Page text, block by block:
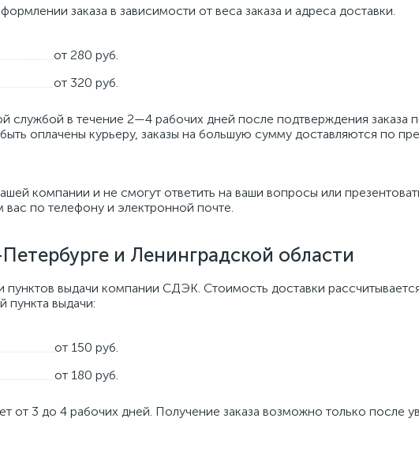
заказа в зависимости от веса заказа и адреса доставки.
от 280 руб.
от 320 руб.
службой в течение 2—4 рабочих дней после подтверждения заказа
оплачены курьеру, заказы на большую сумму доставляются по
компании и не смогут ответить на ваши вопросы или
по телефону и электронной почте.
и Ленинградской области
выдачи компании СДЭК. Стоимость доставки
пункта выдачи:
от 150 руб.
от 180 руб.
от 3 до 4 рабочих дней. Получение заказа возможно только после